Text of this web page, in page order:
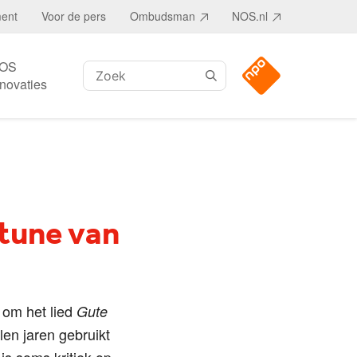
Voor de pers Ombudsman NOS.nl
Zoeken:
van
het lied Gute
jaren gebruikt